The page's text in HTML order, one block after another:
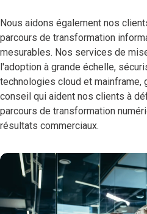
Nous aidons également nos
parcours de transformation
mesurables. Nos services de
l'adoption à grande échelle,
technologies cloud et mainframe,
conseil qui aident nos clients à
parcours de transformation
résultats commerciaux.